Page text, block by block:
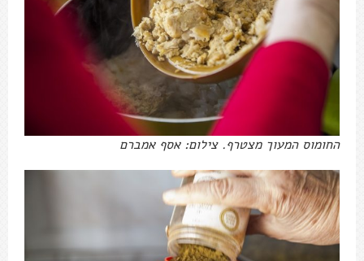
החומוס המעוך מצטרף. צילום: אסף אמברם